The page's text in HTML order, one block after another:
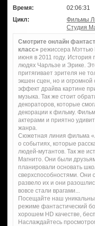
Время:
02:06:31
Цикл:
Фильмы
Студия
Смотрите онлайн
класс» режиссера
июня в 2011 году.
людях Чарльзе и Эрике.
притягивает зрителя не
экшен сцен, но и
эффект драйва картине
музыка. Так же стоит
декораторов, которые
декорации к фильму.
актерами и приятно
жанра.
Сюжетная линия фильма
о событиях, которые
людей-мутантов. Так же
Магнито. Они были
планировали основать
сверхспособностями. Они
развело их и они
вовсе стали врагами...
Посещайте наш
режиме фантастический
хорошем HD качестве,
Наслаждайтесь